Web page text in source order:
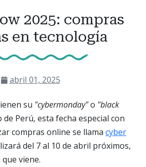
2025: compras
en tecnología
abril 01, 2025
su "cybermonday"o "black
de Perú, esta fecha especial con
compras online se llama cyber
del 7 al 10 de abril próximos,
viene.